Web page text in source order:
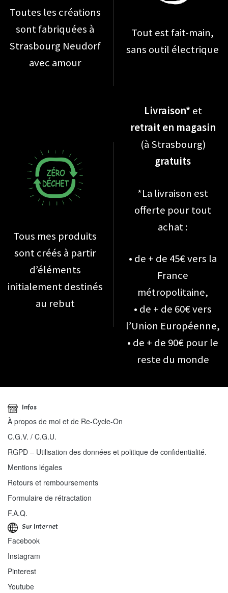
la
du
produit
Toutes les créations
sont fabriquées à
Strasbourg Neudorf
avec amour
Tout est fait-main,
sans outil électrique
Tous mes produits
sont créés à partir
d’éléments
initialement destinés
au rebut
Livraison* et
retrait en magasin
(à Strasbourg)
gratuits
*La livraison est
offerte pour tout
achat :
• de + de 45€ vers la
France
métropolitaine,
• de + de 60€ vers
l’Union Européenne,
• de + de 90€ pour le
reste du monde
Infos
À propos de moi et de Re-Cycle-On
C.G.V. / C.G.U.
RGPD – Utilisation des données et politique de confidentialité.
Mentions légales
Retours et remboursements
Formulaire de rétractation
F.A.Q.
Sur Internet
Facebook
Instagram
Pinterest
Youtube